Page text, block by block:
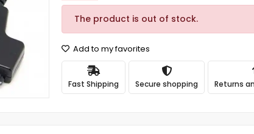
The product is out of stock.
Add to my favorites
Fast Shipping Secure shopping Returns